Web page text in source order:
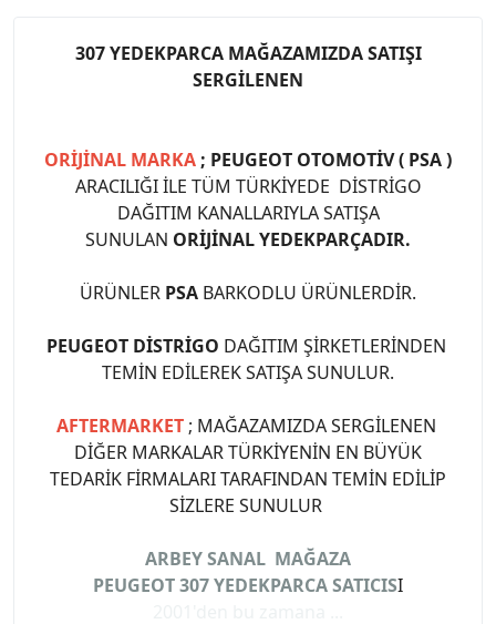
307 YEDEKPARCA MAĞAZAMIZDA SATIŞI
SERGİLENEN
ORİJİNAL MARKA ; PEUGEOT OTOMOTİV ( PSA )
ARACILIĞI İLE TÜM TÜRKİYEDE DİSTRİGO
DAĞITIM KANALLARIYLA SATIŞA
SUNULAN ORİJİNAL YEDEKPARÇADIR.
ÜRÜNLER PSA BARKODLU ÜRÜNLERDİR.
PEUGEOT DİSTRİGO DAĞITIM ŞİRKETLERİNDEN
TEMİN EDİLEREK SATIŞA SUNULUR.
AFTERMARKET ; MAĞAZAMIZDA SERGİLENEN
DİĞER MARKALAR TÜRKİYENİN EN BÜYÜK
TEDARİK FİRMALARI TARAFINDAN TEMİN EDİLİP
SİZLERE SUNULUR
ARBEY SANAL MAĞAZA
PEUGEOT 307 YEDEKPARCA SATICISI